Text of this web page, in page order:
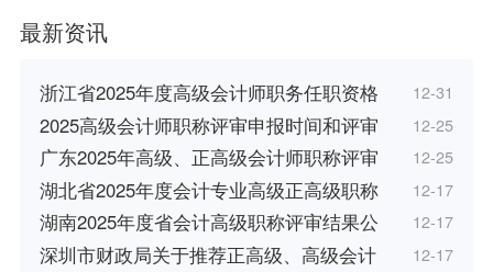
最新资讯
浙江省2025年度高级会计师职务任职资格 12-31
2025高级会计师职称评审申报时间和评审 12-25
广东2025年高级、正高级会计师职称评审 12-25
湖北省2025年度会计专业高级正高级职称 12-17
湖南2025年度省会计高级职称评审结果公 12-17
深圳市财政局关于推荐正高级、高级会计 12-17